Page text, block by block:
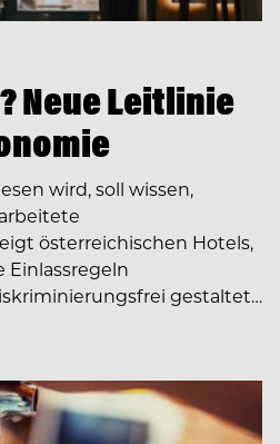
Neue Leitlinie
wird, soll wissen,
österreichischen Hotels,
Einlassregeln
gestaltet…